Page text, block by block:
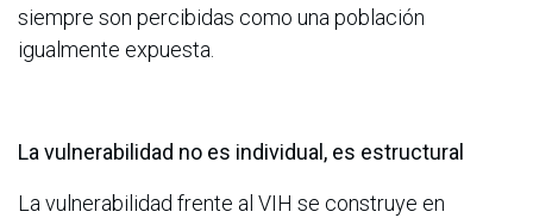
siempre son percibidas como una población
igualmente expuesta.
La vulnerabilidad no es individual, es estructural
La vulnerabilidad frente al VIH se construye en